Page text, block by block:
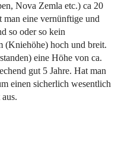
Nova Zemla etc.) ca 20
eine vernünftige und
so oder so kein
(Kniehöhe) hoch und breit.
eine Höhe von ca.
gut 5 Jahre. Hat man
einen sicherlich wesentlich